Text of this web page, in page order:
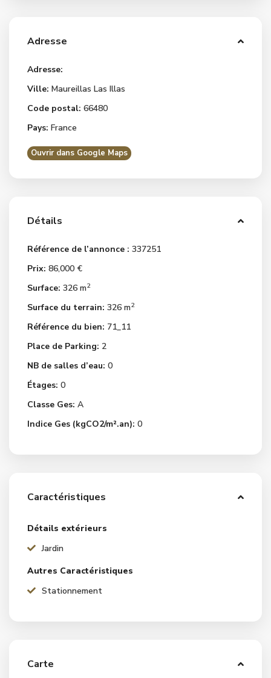
Adresse
Adresse:
Ville: Maureillas Las Illas
Code postal: 66480
Pays: France
Ouvrir dans Google Maps
Détails
Référence de l’annonce : 337251
Prix: 86,000 €
Surface: 326 m2
Surface du terrain: 326 m2
Référence du bien: 71_11
Place de Parking: 2
NB de salles d’eau: 0
Étages: 0
Classe Ges: A
Indice Ges (kgCO2/m².an): 0
Caractéristiques
Détails extérieurs
Jardin
Autres Caractéristiques
Stationnement
Carte